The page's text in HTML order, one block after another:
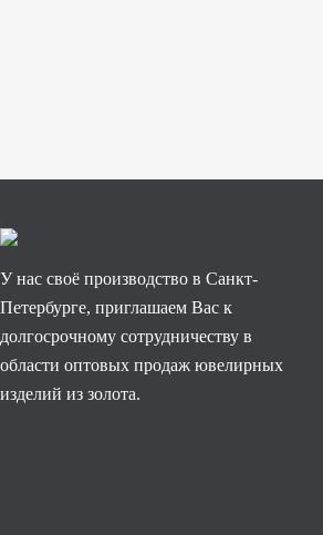
У нас своё производство в Санкт-
Петербурге, приглашаем Вас к
долгосрочному сотрудничеству в
области оптовых продаж ювелирных
изделий из золота.